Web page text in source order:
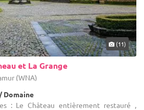
(11)
et La Grange
(WNA)
Domaine
: Le Château entièrement restauré ,